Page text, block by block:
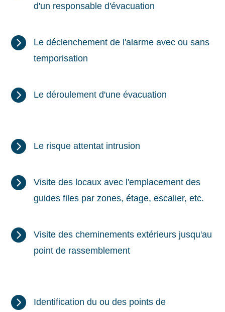
d'un responsable d'évacuation

Le déclenchement de l'alarme avec ou sans
temporisation
 Le déroulement d'une évacuation
 Le risque attentat intrusion

Visite des locaux avec l'emplacement des
guides files par zones, étage, escalier, etc.

Visite des cheminements extérieurs jusqu'au
point de rassemblement

Identification du ou des points de